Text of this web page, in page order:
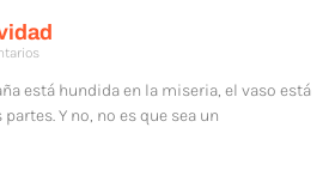
está hundida en la miseria, el vaso está
Y no, no es que sea un